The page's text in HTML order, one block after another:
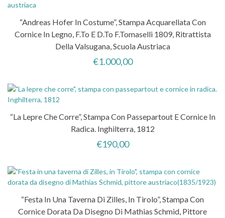
“Andreas Hofer In Costume”, Stampa Acquarellata Con
Cornice In Legno, F.to E D.to F.Tomaselli 1809, Ritrattista
Della Valsugana, Scuola Austriaca
€1.000,00
“La Lepre Che Corre”, Stampa Con Passepartout E Cornice In
Radica. Inghilterra, 1812
€190,00
“Festa In Una Taverna Di Zilles, In Tirolo”, Stampa Con
Cornice Dorata Da Disegno Di Mathias Schmid, Pittore